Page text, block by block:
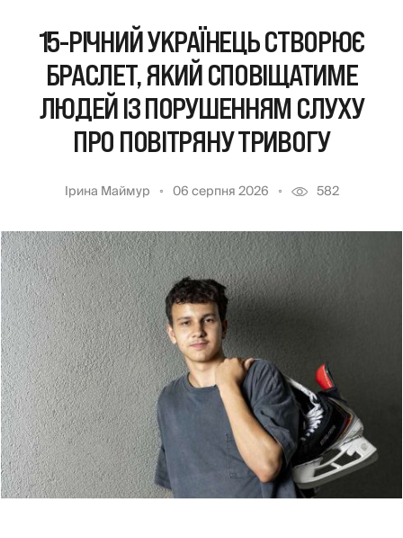
15-РІЧНИЙ УКРАЇНЕЦЬ СТВОРЮЄ
БРАСЛЕТ, ЯКИЙ СПОВІЩАТИМЕ
ЛЮДЕЙ ІЗ ПОРУШЕННЯМ СЛУХУ
ПРО ПОВІТРЯНУ ТРИВОГУ
Ірина Маймур 06 серпня 2026 582